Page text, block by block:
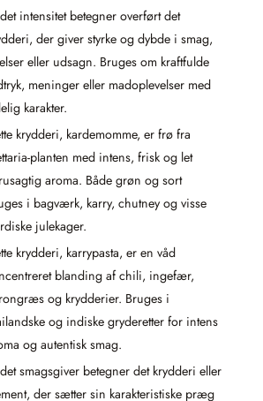
intensitet betegner overført det
der giver styrke og dybde i smag,
eller udsagn. Bruges om kraftfulde
meninger eller madoplevelser med
karakter.
krydderi, kardemomme, er frø fra
planten med intens, frisk og let
aroma. Både grøn og sort
i bagværk, karry, chutney og visse
julekager.
krydderi, karrypasta, er en våd
blanding af chili, ingefær,
og krydderier. Bruges i
og indiske gryderetter for intens
og autentisk smag.
smagsgiver betegner det krydderi eller
der sætter sin karakteristiske præg